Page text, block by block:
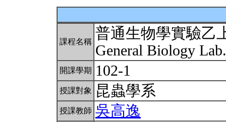
課程名稱 普通生物學實驗乙
General Biology
開課學期 102-1
授課對象 昆蟲學系
授課教師 吳高逸